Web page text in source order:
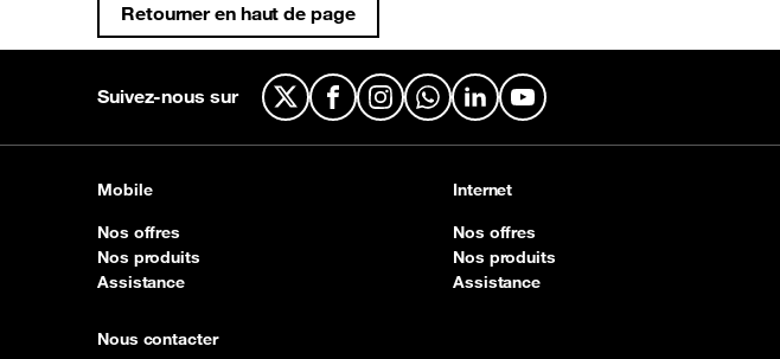
Retourner en haut de page
Suivez-nous sur X FacebookInstagramWhatsApp
LinkedInYouTube
Mobile
Nos offres
Nos produits
Assistance
Nous contacter
Internet
Nos offres
Nos produits
Assistance